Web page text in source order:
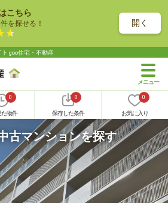
こちら
を探せる！ 開く
goo住宅・不動産
0
物件
0
保存した条件
0
お気に入り
古マンションを探す